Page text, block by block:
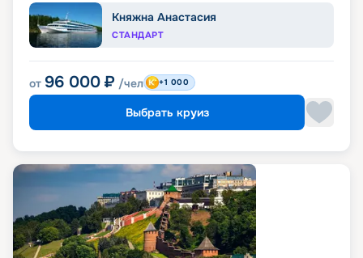
Княжна Анастасия
СТАНДАРТ
от 96 000 ₽ /чел +1 000
Выбрать круиз